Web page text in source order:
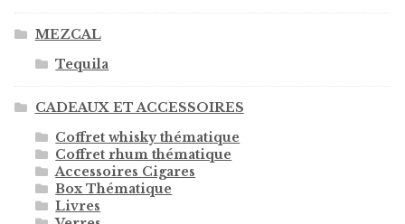
MEZCAL
Tequila
CADEAUX ET ACCESSOIRES
Coffret whisky thématique
Coffret rhum thématique
Accessoires Cigares
Box Thématique
Livres